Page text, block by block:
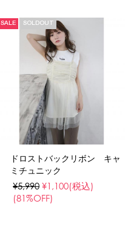
SALE SOLDOUT
ドロストバックリボン キャ
ミチュニック
¥5,990 ¥1,100(税込)
(81%OFF)